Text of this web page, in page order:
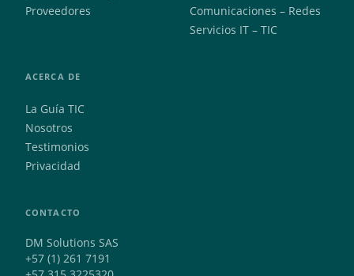
Proveedores
Comunicaciones – Redes
Servicios IT – TIC
ACERCA DE
La Guía TIC
Nosotros
Testimonios
Privacidad
CONTACTO
DM Solutions SAS
+57 (1) 261 7191